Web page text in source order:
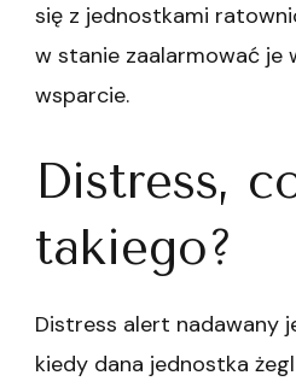
się z jednostkami
w stanie zaalarmować je
wsparcie.
Distress,
takiego?
Distress alert nadawany
kiedy dana jednostka